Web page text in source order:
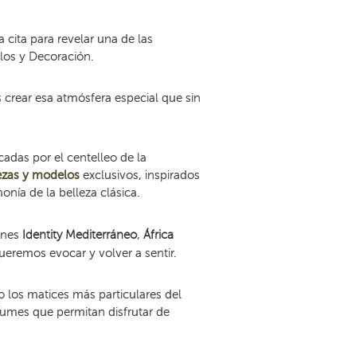
cita para revelar una de las
y Decoración.
esa atmósfera especial que sin
por el centelleo de la
y modelosexclusivos, inspirados
de la belleza clásica.
Identity Mediterráneo, África
evocar y volver a sentir.
los matices más particulares del
que permitan disfrutar de